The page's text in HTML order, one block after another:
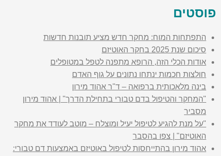
פוסטים
התפתחות המוח: מחקר חדש מציע תובנות חדשות
סיכום שנת 2025 בחקר האוטיזם
אודות הכלי הזה, הרופא מתפנה לטפל במטופלים
חולצות חכמות ינתחו נתונים על גוף האדם
בינה מלאכותית ברפואה – ד"ר אהוד מירון
"המחקר והטיפול בדם טבורי בתחילת הדרך" | אהוד מירון
מסביר
"על מנת להגיע לטיפול יעיל ומוצלח – מוטב לעודד את מחקר
האוטיזם" | צפו בהסבר
אהוד מירון בהתייחסות לטיפול באוטיזם באמצעות דם טבורי: